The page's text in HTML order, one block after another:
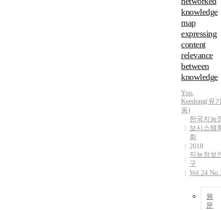
knowledge
map
expressing
content
relevance
between
knowledge
Yoo,
Keedong(유
동)
한국지능
보시스템
회
2018
지능정보
구
Vol.24
원
문